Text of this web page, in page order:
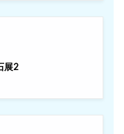
展2